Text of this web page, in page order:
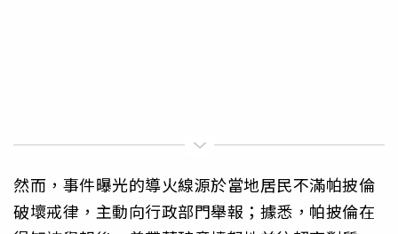
然而，事件曝光的導火線源於當地居民不滿帕披倫
破壞戒律，主動向行政部門舉報；據悉，帕披倫在